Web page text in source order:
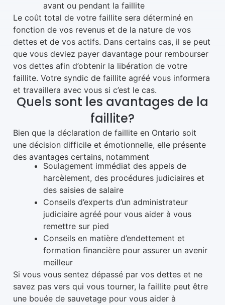
avant ou pendant la faillite
Le coût total de votre faillite sera déterminé en
fonction de vos revenus et de la nature de vos
dettes et de vos actifs. Dans certains cas, il se peut
que vous deviez payer davantage pour rembourser
vos dettes afin d’obtenir la libération de votre
faillite. Votre syndic de faillite agréé vous informera
et travaillera avec vous si c’est le cas.
Quels sont les avantages de la
faillite?
Bien que la déclaration de faillite en Ontario soit
une décision difficile et émotionnelle, elle présente
des avantages certains, notamment
Soulagement immédiat des appels de
harcèlement, des procédures judiciaires et
des saisies de salaire
Conseils d’experts d’un administrateur
judiciaire agréé pour vous aider à vous
remettre sur pied
Conseils en matière d’endettement et
formation financière pour assurer un avenir
meilleur
Si vous vous sentez dépassé par vos dettes et ne
savez pas vers qui vous tourner, la faillite peut être
une bouée de sauvetage pour vous aider à